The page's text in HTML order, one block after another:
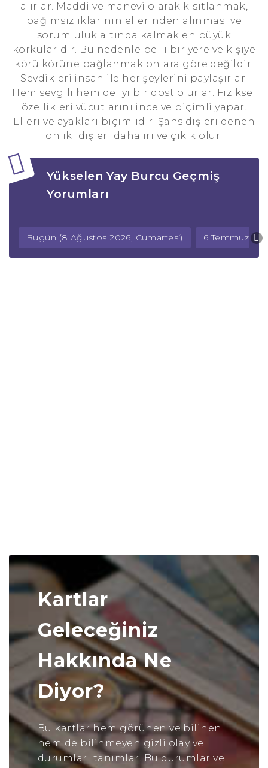
alırlar. Maddi ve manevi olarak kısıtlanmak,
bağımsızlıklarının ellerinden alınması ve
sorumluluk altında kalmak en büyük
korkularıdır. Bu nedenle belli bir yere ve kişiye
körü körüne bağlanmak onlara göre değildir.
Sevdikleri insan ile her şeylerini paylaşırlar.
Hem sevgili hem de iyi bir dost olurlar. Fiziksel
özellikleri vücutlarını ince ve biçimli yapar.
Elleri ve ayakları biçimlidir. Şans dişleri denen
ön iki dişleri daha iri ve çıkık olur.
Yükselen Yay Burcu Geçmiş
Yorumları
Bugün (8 Ağustos 2026, Cumartesi) 6 Temmuz
Kartlar
Geleceğiniz
Hakkında Ne
Diyor?
Bu kartlar hem görünen ve bilinen
hem de bilinmeyen gizli olay ve
durumları tanımlar. Bu durumlar ve